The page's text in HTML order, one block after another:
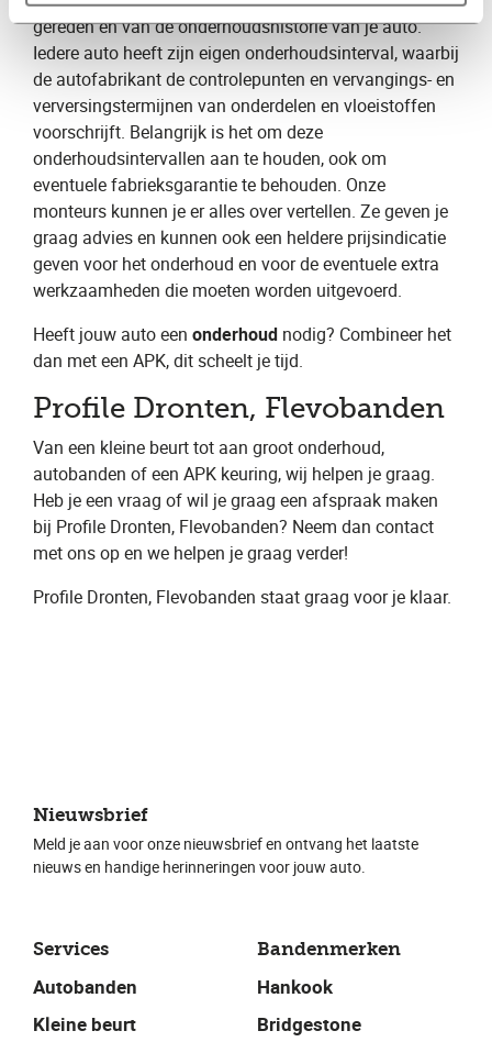
gereden en van de onderhoudshistorie van je auto.
Iedere auto heeft zijn eigen onderhoudsinterval, waarbij
de autofabrikant de controlepunten en vervangings- en
verversingstermijnen van onderdelen en vloeistoffen
voorschrijft. Belangrijk is het om deze
onderhoudsintervallen aan te houden, ook om
eventuele fabrieksgarantie te behouden. Onze
monteurs kunnen je er alles over vertellen. Ze geven je
graag advies en kunnen ook een heldere prijsindicatie
geven voor het onderhoud en voor de eventuele extra
werkzaamheden die moeten worden uitgevoerd.
Heeft jouw auto een onderhoud nodig? Combineer het
dan met een APK, dit scheelt je tijd.
Profile Dronten, Flevobanden
Van een kleine beurt tot aan groot onderhoud,
autobanden of een APK keuring, wij helpen je graag.
Heb je een vraag of wil je graag een ​afspraak​ maken
bij Profile Dronten, Flevobanden​? Neem dan contact
met ons op en we helpen je graag verder!
Profile Dronten, Flevobanden ​staat graag voor je klaar.
Services
Autobanden
Kleine beurt
Bandenmerken
Hankook
Bridgestone
Nieuwsbrief
Meld je aan voor onze nieuwsbrief en ontvang het laatste
nieuws en handige herinneringen voor jouw auto.